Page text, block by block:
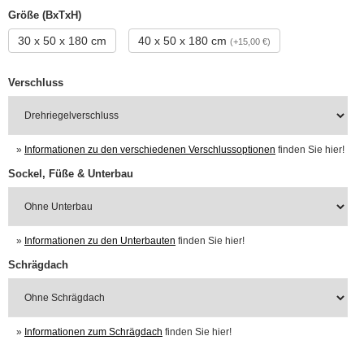
Größe (BxTxH)
30 x 50 x 180 cm 40 x 50 x 180 cm (+15,00 €)
Verschluss
» Informationen zu den verschiedenen Verschlussoptionen finden Sie hier!
Sockel, Füße & Unterbau
» Informationen zu den Unterbauten finden Sie hier!
Schrägdach
» Informationen zum Schrägdach finden Sie hier!